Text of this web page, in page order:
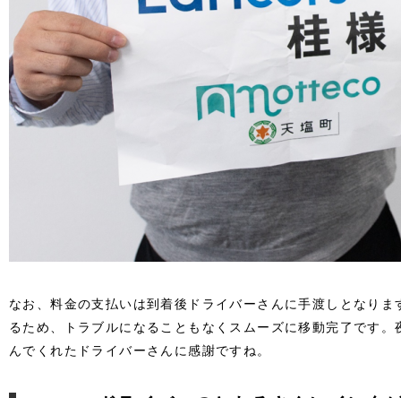
なお、料金の支払いは到着後ドライバーさんに手渡しとなり
るため、トラブルになることもなくスムーズに移動完了です
んでくれたドライバーさんに感謝ですね。